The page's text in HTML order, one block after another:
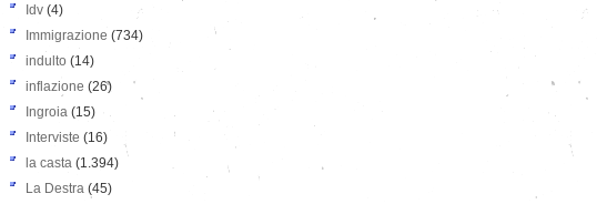
Idv (4)
Immigrazione (734)
indulto (14)
inflazione (26)
Ingroia (15)
Interviste (16)
la casta (1.394)
La Destra (45)